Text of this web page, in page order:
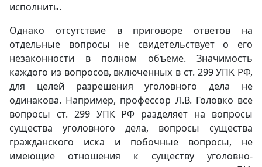
исполнить.
Однако отсутствие в приговоре ответов на
отдельные вопросы не свидетельствует о его
незаконности в полном объеме. Значимость
каждого из вопросов, включенных в ст. 299 УПК РФ,
для целей разрешения уголовного дела не
одинакова. Например, профессор Л.В. Головко все
вопросы ст. 299 УПК РФ разделяет на вопросы
существа уголовного дела, вопросы существа
гражданского иска и побочные вопросы, не
имеющие отношения к существу уголовно-